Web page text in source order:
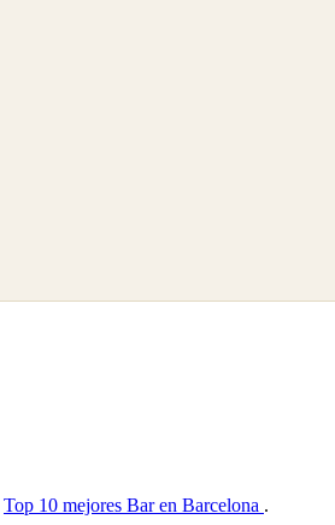
Top 10 mejores Bar en Barcelona .